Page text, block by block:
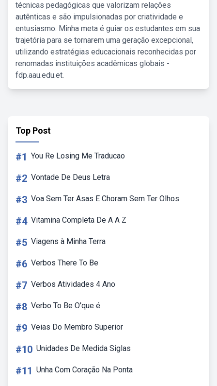
técnicas pedagógicas que valorizam relações
autênticas e são impulsionadas por criatividade e
entusiasmo. Minha meta é guiar os estudantes em sua
trajetória para se tornarem uma geração excepcional,
utilizando estratégias educacionais reconhecidas por
renomadas instituições acadêmicas globais -
fdp.aau.edu.et.
Top Post
#1 You Re Losing Me Traducao
#2 Vontade De Deus Letra
#3 Voa Sem Ter Asas E Choram Sem Ter Olhos
#4 Vitamina Completa De A A Z
#5 Viagens à Minha Terra
#6 Verbos There To Be
#7 Verbos Atividades 4 Ano
#8 Verbo To Be O'que é
#9 Veias Do Membro Superior
#10 Unidades De Medida Siglas
#11 Unha Com Coração Na Ponta